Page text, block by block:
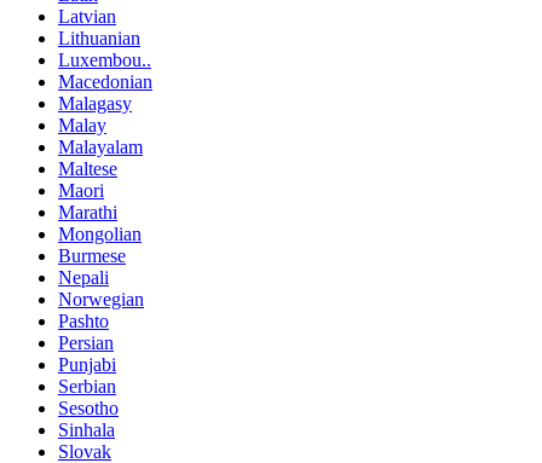
Latvian
Lithuanian
Luxembou..
Macedonian
Malagasy
Malay
Malayalam
Maltese
Maori
Marathi
Mongolian
Burmese
Nepali
Norwegian
Pashto
Persian
Punjabi
Serbian
Sesotho
Sinhala
Slovak